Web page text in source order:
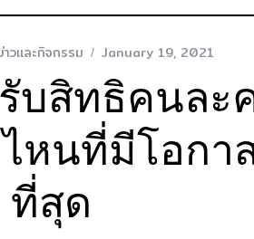
าวและกิจกรรม January 19, 2021
บสิทธิคนละ
หนที่มีโอกา
ที่สุด